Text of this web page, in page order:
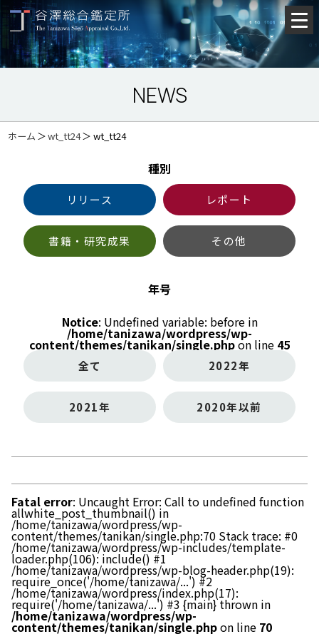
NEWS
ホーム ＞wt_tt24＞ wt_tt24
種別
リリース レポート
書籍・研究成果 その他
年号
Notice: Undefined variable: before in
/home/tanizawa/wordpress/wp-
content/themes/tanikan/single.phpon line 45
全て 2022年
2021年 2020年以前
Fatal error: Uncaught Error: Call to undefined function
allwhite_post_thumbnail() in
/home/tanizawa/wordpress/wp-
content/themes/tanikan/single.php:70 Stack trace: #0
/home/tanizawa/wordpress/wp-includes/template-
loader.php(106): include() #1
/home/tanizawa/wordpress/wp-blog-header.php(19):
require_once('/home/tanizawa/...') #2
/home/tanizawa/wordpress/index.php(17):
require('/home/tanizawa/...') #3 {main} thrown in
/home/tanizawa/wordpress/wp-
content/themes/tanikan/single.phpon line 70